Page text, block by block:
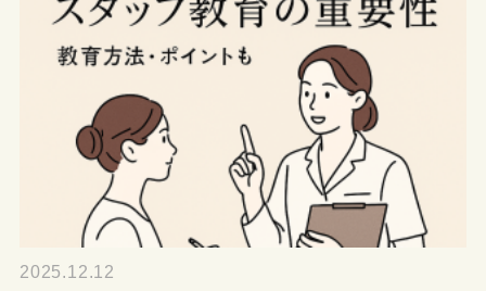
2025.12.12